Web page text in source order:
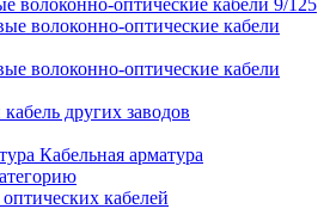
волоконно-оптические кабели 9/125
волоконно-оптические кабели
волоконно-оптические кабели
других заводов
Кабельная арматура
кабелей